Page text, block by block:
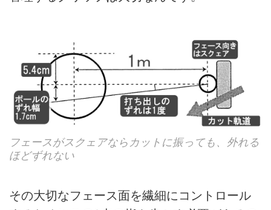
フェースがスクェアならカットに振っても、外れる
ほどずれない
その大切なフェース面を繊細にコントロール